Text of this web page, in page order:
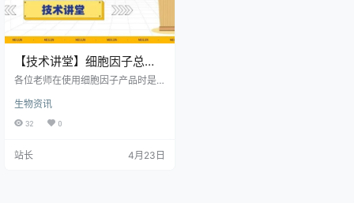
【技术讲堂】细胞因子总
是"踩坑"？或许并不是你的
各位老师在使用细胞因子产品时是
的操作步骤，为什么实验数据总是
不稳定？x26quot;x26quot;换了新
文献/说明书参数操作，信号却时有
生物资讯
32 0
站长 4月23日